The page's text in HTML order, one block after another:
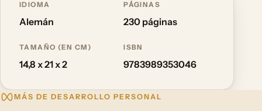
IDIOMA
Alemán
PÁGINAS
230 páginas
TAMAÑO (EN CM)
14,8 x 21 x 2
ISBN
9783989353046
MÁS DE DESARROLLO PERSONAL